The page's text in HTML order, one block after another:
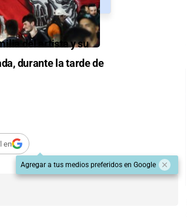
del artista y su
durante la tarde de
en
Agregar a tus medios preferidos en Google